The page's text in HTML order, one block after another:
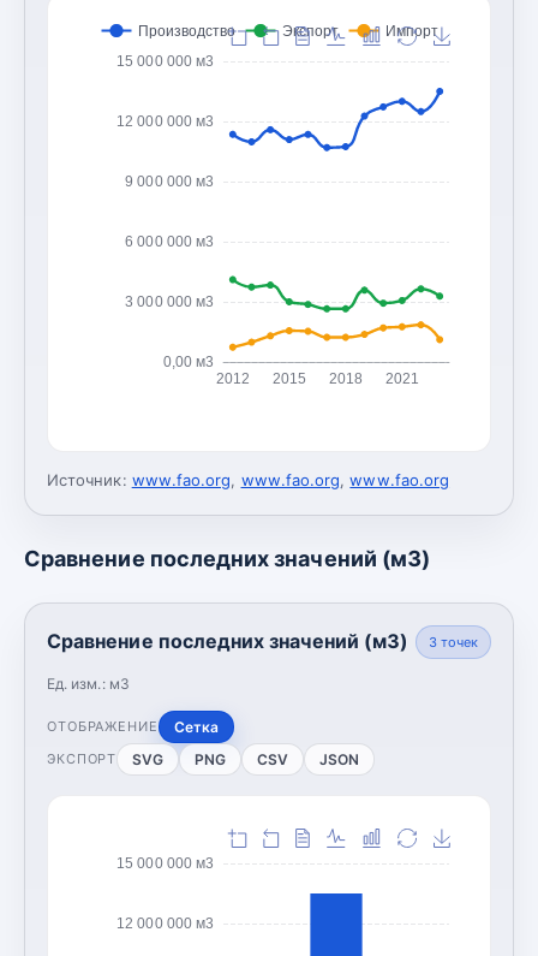
0,00 м3
3 000 000 м3
6 000 000 м3
9 000 000 м3
12 000 000 м3
15 000 000 м3
2012 2015 2018 2021
Производство Экспорт Импорт
Источник: www.fao.org, www.fao.org,www.fao.org
Сравнение последних значений (м3)
Сравнение последних значений (м3)
Ед. изм.: м3
3точек
ОТОБРАЖЕНИЕ Сетка
ЭКСПОРТ SVG PNG CSV JSON
12 000 000 м3
15 000 000 м3